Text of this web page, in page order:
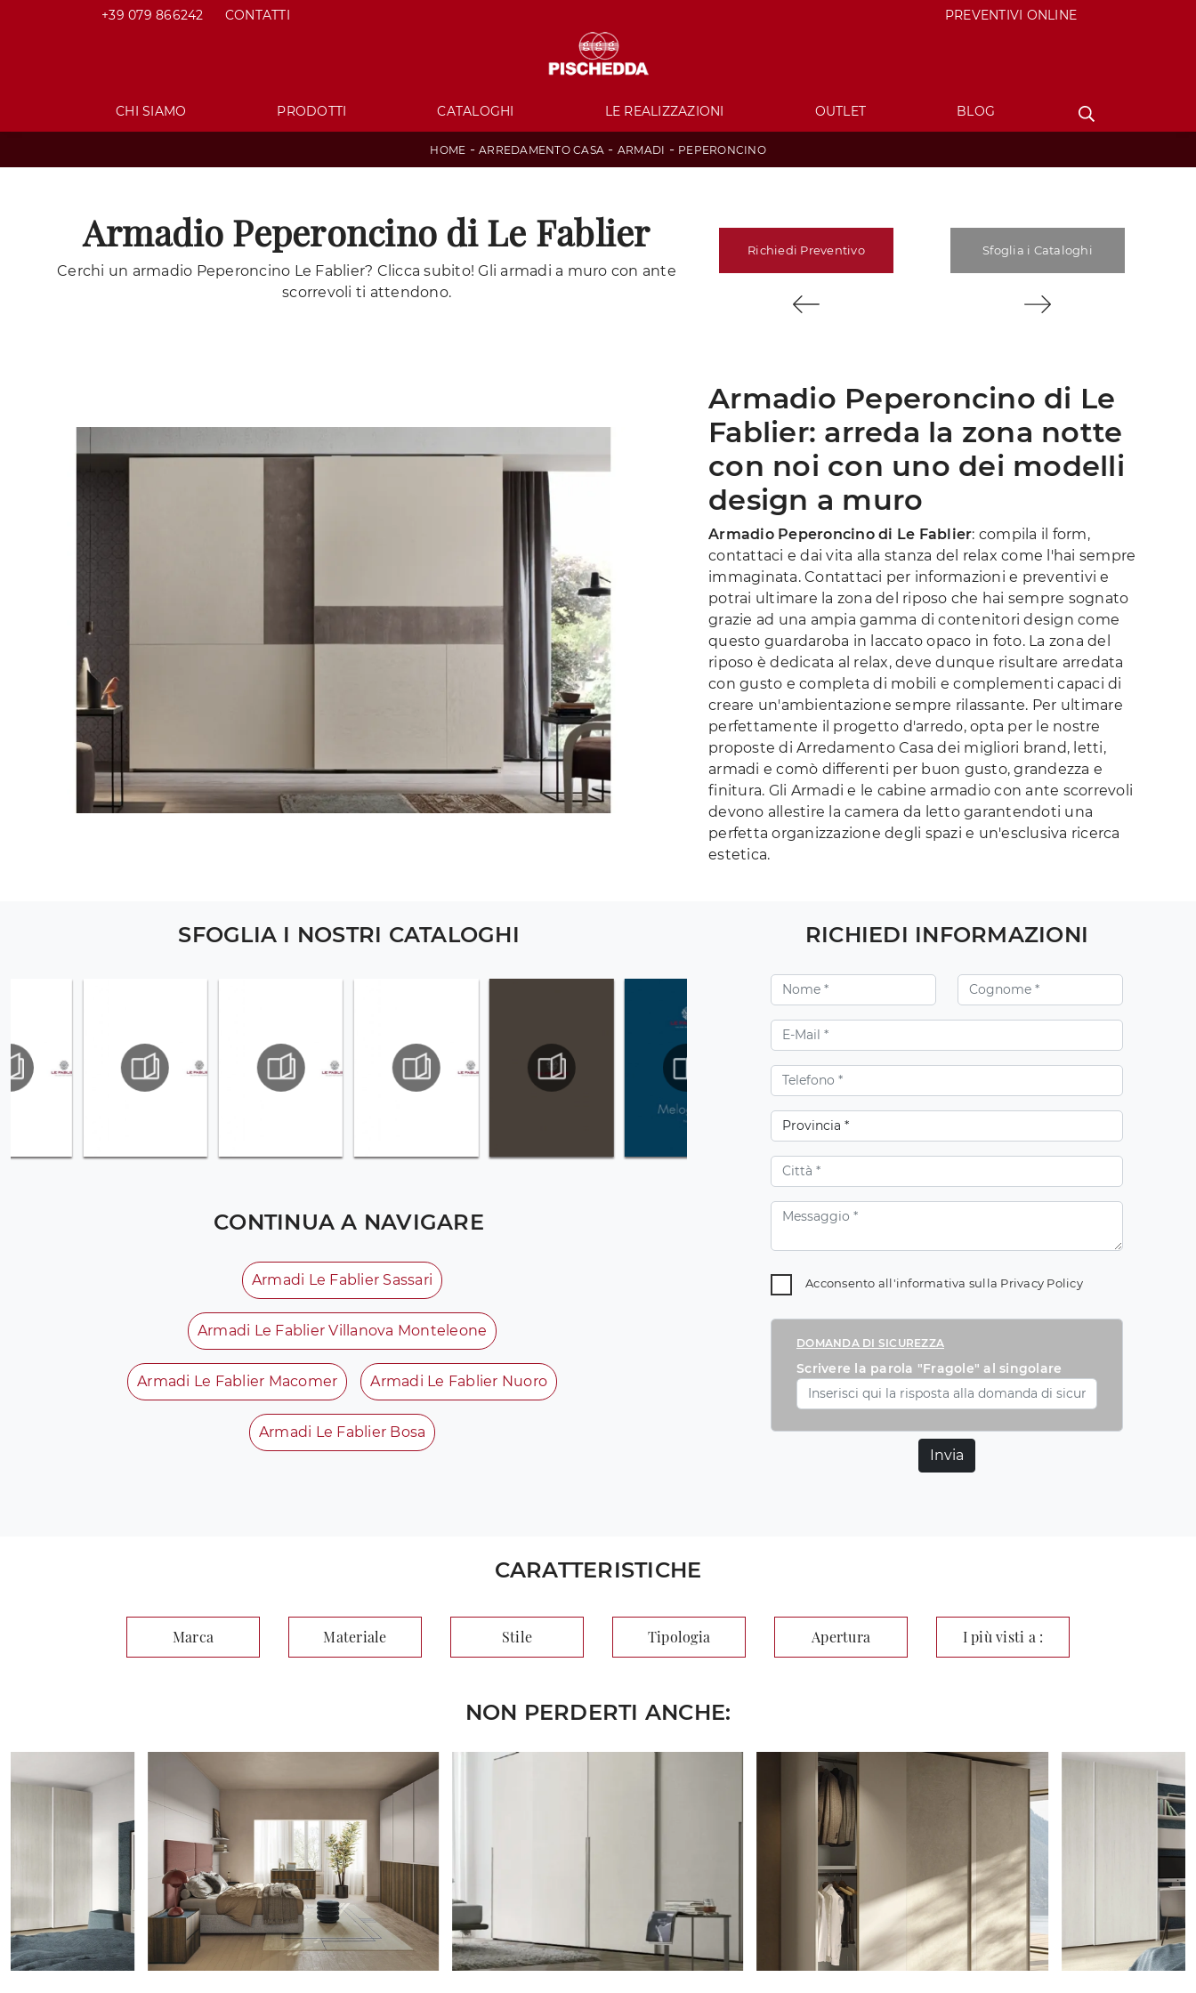
+39 079 866242 CONTATTI PREVENTIVI ONLINE
CHI SIAMO PRODOTTI CATALOGHI LE REALIZZAZIONI OUTLET BLOG
HOME - ARREDAMENTO CASA - ARMADI - PEPERONCINO
Armadio Peperoncino di Le Fablier
Cerchi un armadio Peperoncino Le Fablier? Clicca subito! Gli armadi a muro con ante
scorrevoli ti attendono.
Richiedi Preventivo Sfoglia i Cataloghi
Armadio Peperoncino di Le
Fablier: arreda la zona notte
con noi con uno dei modelli
design a muro
Armadio Peperoncino di Le Fablier: compila il form,
contattaci e dai vita alla stanza del relax come l'hai sempre
immaginata. Contattaci per informazioni e preventivi e
potrai ultimare la zona del riposo che hai sempre sognato
grazie ad una ampia gamma di contenitori design come
questo guardaroba in laccato opaco in foto. La zona del
riposo è dedicata al relax, deve dunque risultare arredata
con gusto e completa di mobili e complementi capaci di
creare un'ambientazione sempre rilassante. Per ultimare
perfettamente il progetto d'arredo, opta per le nostre
proposte di Arredamento Casa dei migliori brand, letti,
armadi e comò differenti per buon gusto, grandezza e
finitura. Gli Armadi e le cabine armadio con ante scorrevoli
devono allestire la camera da letto garantendoti una
perfetta organizzazione degli spazi e un'esclusiva ricerca
estetica.
SFOGLIA I NOSTRI CATALOGHI
CONTINUA A NAVIGARE
Armadi Le Fablier Sassari
Armadi Le Fablier Villanova Monteleone
Armadi Le Fablier Macomer Armadi Le Fablier Nuoro
Armadi Le Fablier Bosa
RICHIEDI INFORMAZIONI
Acconsento all'informativa sulla Privacy Policy
DOMANDA DI SICUREZZA
Scrivere la parola "Fragole" al singolare
Invia
CARATTERISTICHE
Marca Materiale Stile Tipologia Apertura I più visti a :
NON PERDERTI ANCHE: